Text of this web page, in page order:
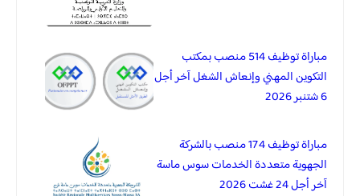
مباراة توظيف 514 منصب بمكتب
التكوين المهني وإنعاش الشغل آخر أجل
6 شتنبر 2026
مباراة توظيف 174 منصب بالشركة
الجهوية متعددة الخدمات سوس ماسة
آخر أجل 24 غشت 2026